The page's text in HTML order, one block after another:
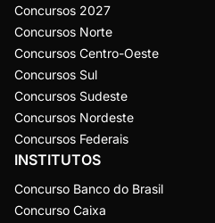
Concursos 2027
Concursos Norte
Concursos Centro-Oeste
Concursos Sul
Concursos Sudeste
Concursos Nordeste
Concursos Federais
INSTITUTOS
Concurso Banco do Brasil
Concurso Caixa